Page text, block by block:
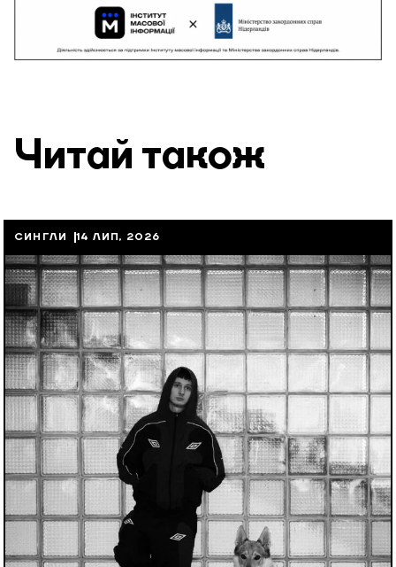
Читай також
СИНГЛИ 14 ЛИП, 2026